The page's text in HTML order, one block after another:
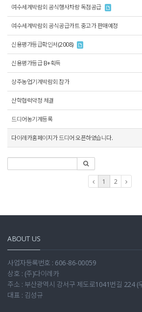
여수세계박람회 공식행사차량 독점공급
여수세계박람회 공식공급카트 중고가 판매예정
신용평가등급확인서(2008)
신용평가등급 B+획득
상주농업기계박람회 참가
산학협력약정 체결
드디어농기계등록
다이레카홈페이지가 드디어 오픈하였습니다.
1 2
ABOUT US
사업자등록번호 : 606-86-00059
상호 : (주)다이레카
주소 : 부산광역시 강서구 제도로1041번길 224 (
대표 : 김성규